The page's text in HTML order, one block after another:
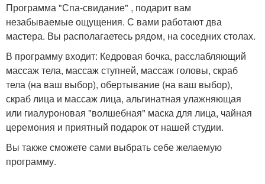
Программа "Спа-свидание" , подарит вам
незабываемые ощущения. С вами работают два
мастера. Вы располагаетесь рядом, на соседних столах.
В программу входит: Кедровая бочка, расслабляющий
массаж тела, массаж ступней, массаж головы, скраб
тела (на ваш выбор), обертывание (на ваш выбор),
скраб лица и массаж лица, альгинатная улажняющая
или гиалуроновая "волшебная" маска для лица, чайная
церемония и приятный подарок от нашей студии.
Вы также сможете сами выбрать себе желаемую
программу.